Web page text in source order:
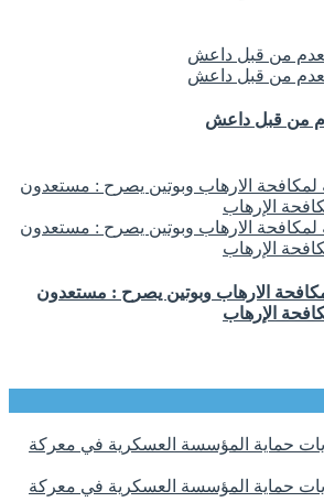
الارهاب وبوتين يصرح : مستعدون
الإرهاب